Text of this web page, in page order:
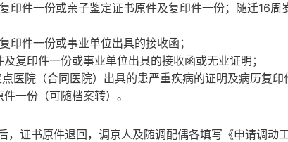
印件一份或亲子鉴定证书原件及复印件一份；随迁16周
件一份或事业单位出具的接收函；
复印件一份或事业单位出具的接收函或无业证明；
医院（合同医院）出具的患严重疾病的证明及病历复印
一份（可随档案转）。
，证书原件退回，调京人及随调配偶各填写《申请调动